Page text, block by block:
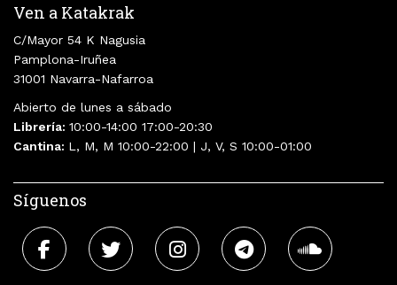
Ven a Katakrak
C/Mayor 54 K Nagusia
Pamplona-Iruñea
31001 Navarra-Nafarroa
Abierto de lunes a sábado
Librería: 10:00-14:00 17:00-20:30
Cantina: L, M, M 10:00-22:00 | J, V, S 10:00-01:00
Síguenos